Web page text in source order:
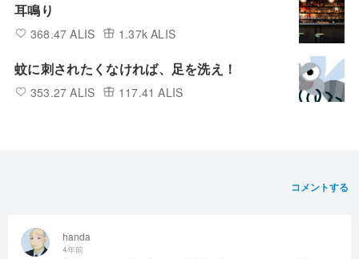
耳鳴り
368.47 ALIS 1.37k ALIS
蚊に刺されたくなければ、足を洗え！
353.27 ALIS 117.41 ALIS
コメントする
handa
4年前